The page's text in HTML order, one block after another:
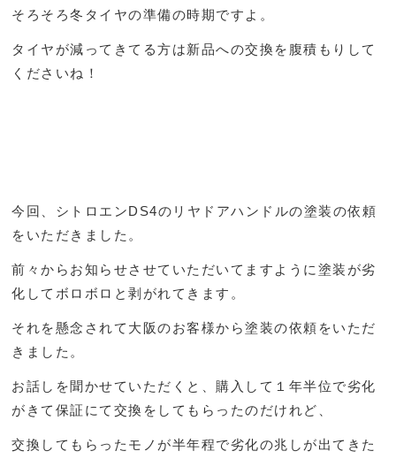
そろそろ冬タイヤの準備の時期ですよ。
タイヤが減ってきてる方は新品への交換を腹積もりして
くださいね！
今回、シトロエンDS4のリヤドアハンドルの塗装の依頼
をいただきました。
前々からお知らせさせていただいてますように塗装が劣
化してボロボロと剥がれてきます。
それを懸念されて大阪のお客様から塗装の依頼をいただ
きました。
お話しを聞かせていただくと、購入して１年半位で劣化
がきて保証にて交換をしてもらったのだけれど、
交換してもらったモノが半年程で劣化の兆しが出てきた